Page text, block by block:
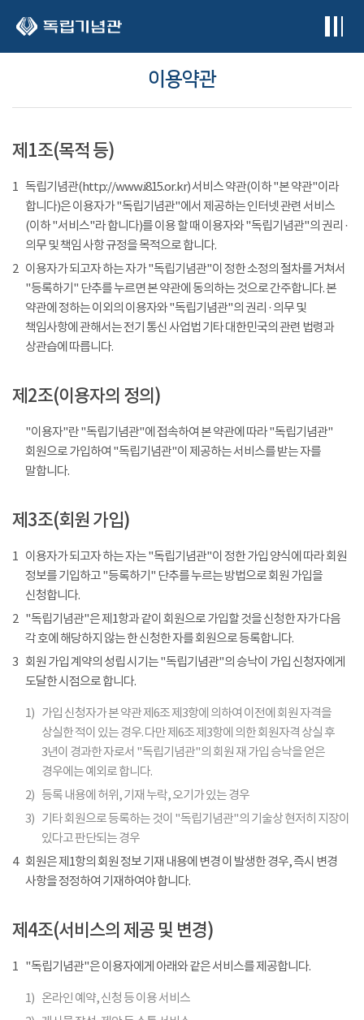
이용약관
제1조(목적 등)
1 독립기념관(http://www.i815.or.kr) 서비스 약관(이하 "본 약관"이라
합니다)은 이용자가 "독립기념관"에서 제공하는 인터넷 관련 서비스
(이하 "서비스"라 합니다)를 이용 할 때 이용자와 "독립기념관"의 권리 ·
의무 및 책임 사항 규정을 목적으로 합니다.
2 이용자가 되고자 하는 자가 "독립기념관"이 정한 소정의 절차를 거쳐서
"등록하기" 단추를 누르면 본 약관에 동의하는 것으로 간주합니다. 본
약관에 정하는 이외의 이용자와 "독립기념관"의 권리 · 의무 및
책임사항에 관해서는 전기 통신 사업법 기타 대한민국의 관련 법령과
상관습에 따릅니다.
제2조(이용자의 정의)
"이용자"란 "독립기념관"에 접속하여 본 약관에 따라 "독립기념관"
회원으로 가입하여 "독립기념관"이 제공하는 서비스를 받는 자를
말합니다.
제3조(회원 가입)
1 이용자가 되고자 하는 자는 "독립기념관"이 정한 가입 양식에 따라 회원
정보를 기입하고 "등록하기" 단추를 누르는 방법으로 회원 가입을
신청합니다.
2 "독립기념관"은 제1항과 같이 회원으로 가입할 것을 신청한 자가 다음
각 호에 해당하지 않는 한 신청한 자를 회원으로 등록합니다.
3 회원 가입 계약의 성립 시기는 "독립기념관"의 승낙이 가입 신청자에게
도달한 시점으로 합니다.
1) 가입 신청자가 본 약관 제6조 제3항에 의하여 이전에 회원 자격을
상실한 적이 있는 경우. 다만 제6조 제3항에 의한 회원자격 상실 후
3년이 경과한 자로서 "독립기념관"의 회원 재 가입 승낙을 얻은
경우에는 예외로 합니다.
2) 등록 내용에 허위, 기재 누락, 오기가 있는 경우
3) 기타 회원으로 등록하는 것이 "독립기념관"의 기술상 현저히 지장이
있다고 판단되는 경우
4
회원은 제1항의 회원 정보 기재 내용에 변경 이 발생한 경우, 즉시 변경
사항을 정정하여 기재하여야 합니다.
제4조(서비스의 제공 및 변경)
1 "독립기념관"은 이용자에게 아래와 같은 서비스를 제공합니다.
1) 온라인 예약, 신청 등 이용 서비스